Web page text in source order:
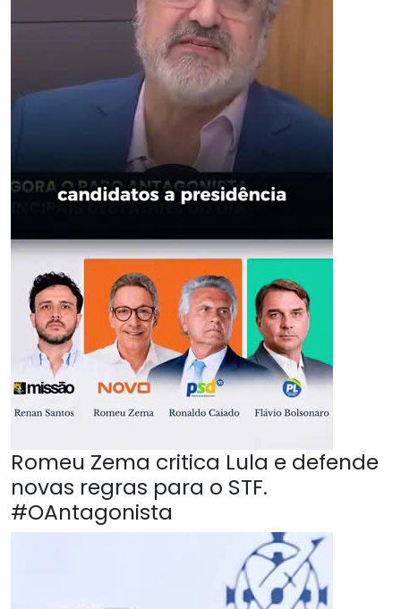
Romeu Zema critica Lula e defende
novas regras para o STF.
#OAntagonista